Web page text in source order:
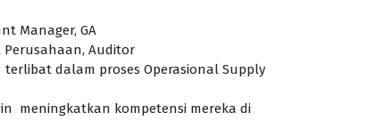
Manager, GA
Perusahaan, Auditor
dalam proses Operasional Supply
meningkatkan kompetensi mereka di